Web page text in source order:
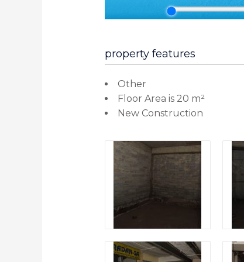
property features
Other
Floor Area is 20 m²
New Construction